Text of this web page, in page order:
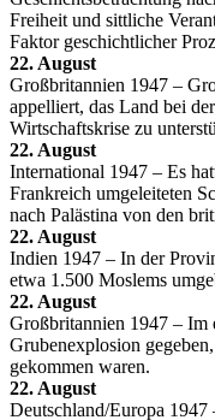
Freiheit und sittliche
Faktor geschichtlicher
22. August
Großbritannien 1947 –
appelliert, das Land bei
Wirtschaftskrise zu
22. August
International 1947 – Es
Frankreich umgeleiteten
nach Palästina von den
22. August
Indien 1947 – In der
etwa 1.500 Moslems
22. August
Großbritannien 1947 – Im
Grubenexplosion
gekommen waren.
22. August
Deutschland/Europa